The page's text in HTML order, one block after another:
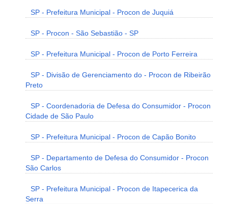
SP - Prefeitura Municipal - Procon de Juquiá
SP - Procon - São Sebastião - SP
SP - Prefeitura Municipal - Procon de Porto Ferreira
SP - Divisão de Gerenciamento do - Procon de Ribeirão
Preto
SP - Coordenadoria de Defesa do Consumidor - Procon
Cidade de São Paulo
SP - Prefeitura Municipal - Procon de Capão Bonito
SP - Departamento de Defesa do Consumidor - Procon
São Carlos
SP - Prefeitura Municipal - Procon de Itapecerica da
Serra